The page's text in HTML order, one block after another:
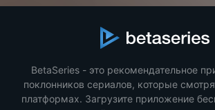
BetaSeries - это рекомендательное
поклонников сериалов, которые
платформах. Загрузите приложение